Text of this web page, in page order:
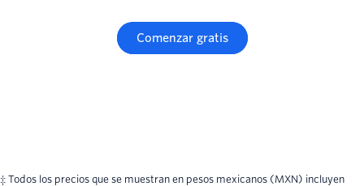
Comenzar gratis
‡ Todos los precios que se muestran en pesos mexicanos (MXN) incluyen